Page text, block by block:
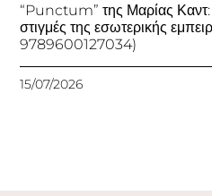
“Punctum” της Μαρίας Καντ:
στιγμές της εσωτερικής
9789600127034)
15/07/2026